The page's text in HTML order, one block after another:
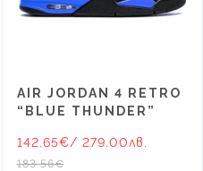
AIR JORDAN 4 RETRO
“BLUE THUNDER”
142.65€/ 279.00лв.
183.56€